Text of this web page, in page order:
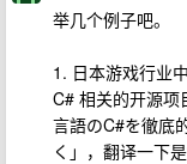
举几个例子吧。
1. 日本游戏行业
C# 相关的开源项
言語のC#を徹底
く」，翻译一下